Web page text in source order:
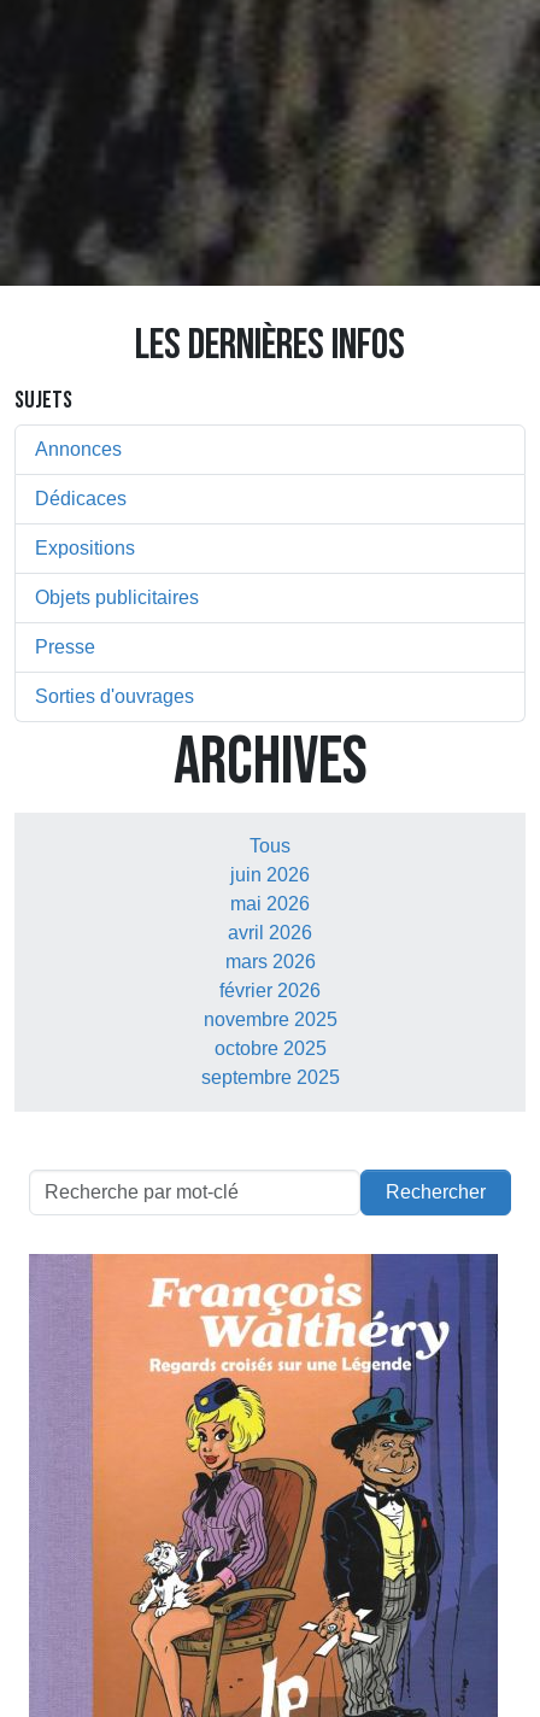
LES DERNIÈRES INFOS
SUJETS
Annonces
Dédicaces
Expositions
Objets publicitaires
Presse
Sorties d'ouvrages
ARCHIVES
Tous
juin 2026
mai 2026
avril 2026
mars 2026
février 2026
novembre 2025
octobre 2025
septembre 2025
Rechercher